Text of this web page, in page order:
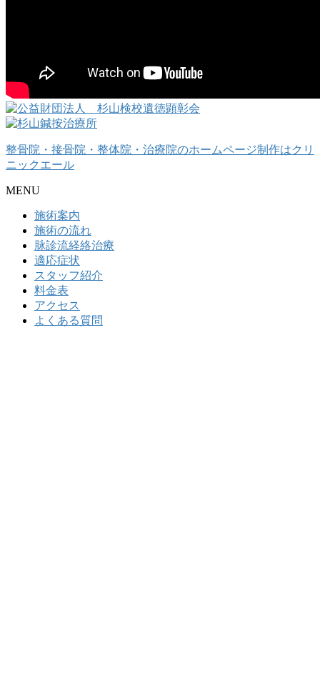
整骨院・接骨院・整体院・治療院のホームページ制作はクリ
ニックエール
MENU
施術案内
施術の流れ
脉診流経絡治療
適応症状
スタッフ紹介
料金表
アクセス
よくある質問